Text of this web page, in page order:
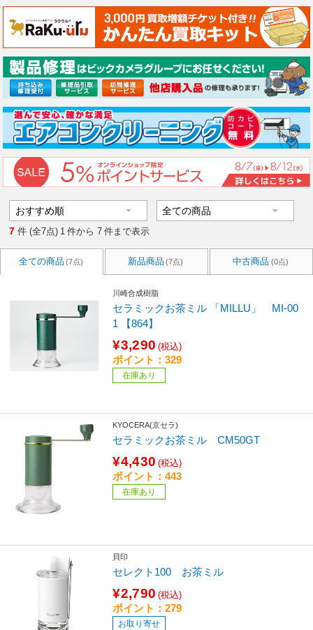
7 件 (全7点) 1 件から 7 件まで表示
全ての商品 (7点) 新品商品 (7点) 中古商品 (0点)
川崎合成樹脂
セラミックお茶ミル 「MILLU」 MI-00
1 【864】
¥3,290 (税込)
ポイント：329
在庫あり
KYOCERA(京セラ)
セラミックお茶ミル CM50GT
¥4,430 (税込)
ポイント：443
在庫あり
貝印
セレクト100 お茶ミル
¥2,790 (税込)
ポイント：279
お取り寄せ